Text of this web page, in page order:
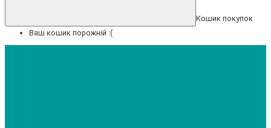
Кошик покупок
Ваш кошик порожній :(